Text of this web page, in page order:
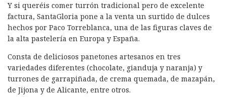
Y si queréis comer turrón tradicional pero de excelente
factura, SantaGloria pone a la venta un surtido de dulces
hechos por Paco Torreblanca, una de las figuras claves de
la alta pastelería en Europa y España.
Consta de deliciosos panetones artesanos en tres
variedades diferentes (chocolate, gianduja y naranja) y
turrones de garrapiñada, de crema quemada, de mazapán,
de Jijona y de Alicante, entre otros.